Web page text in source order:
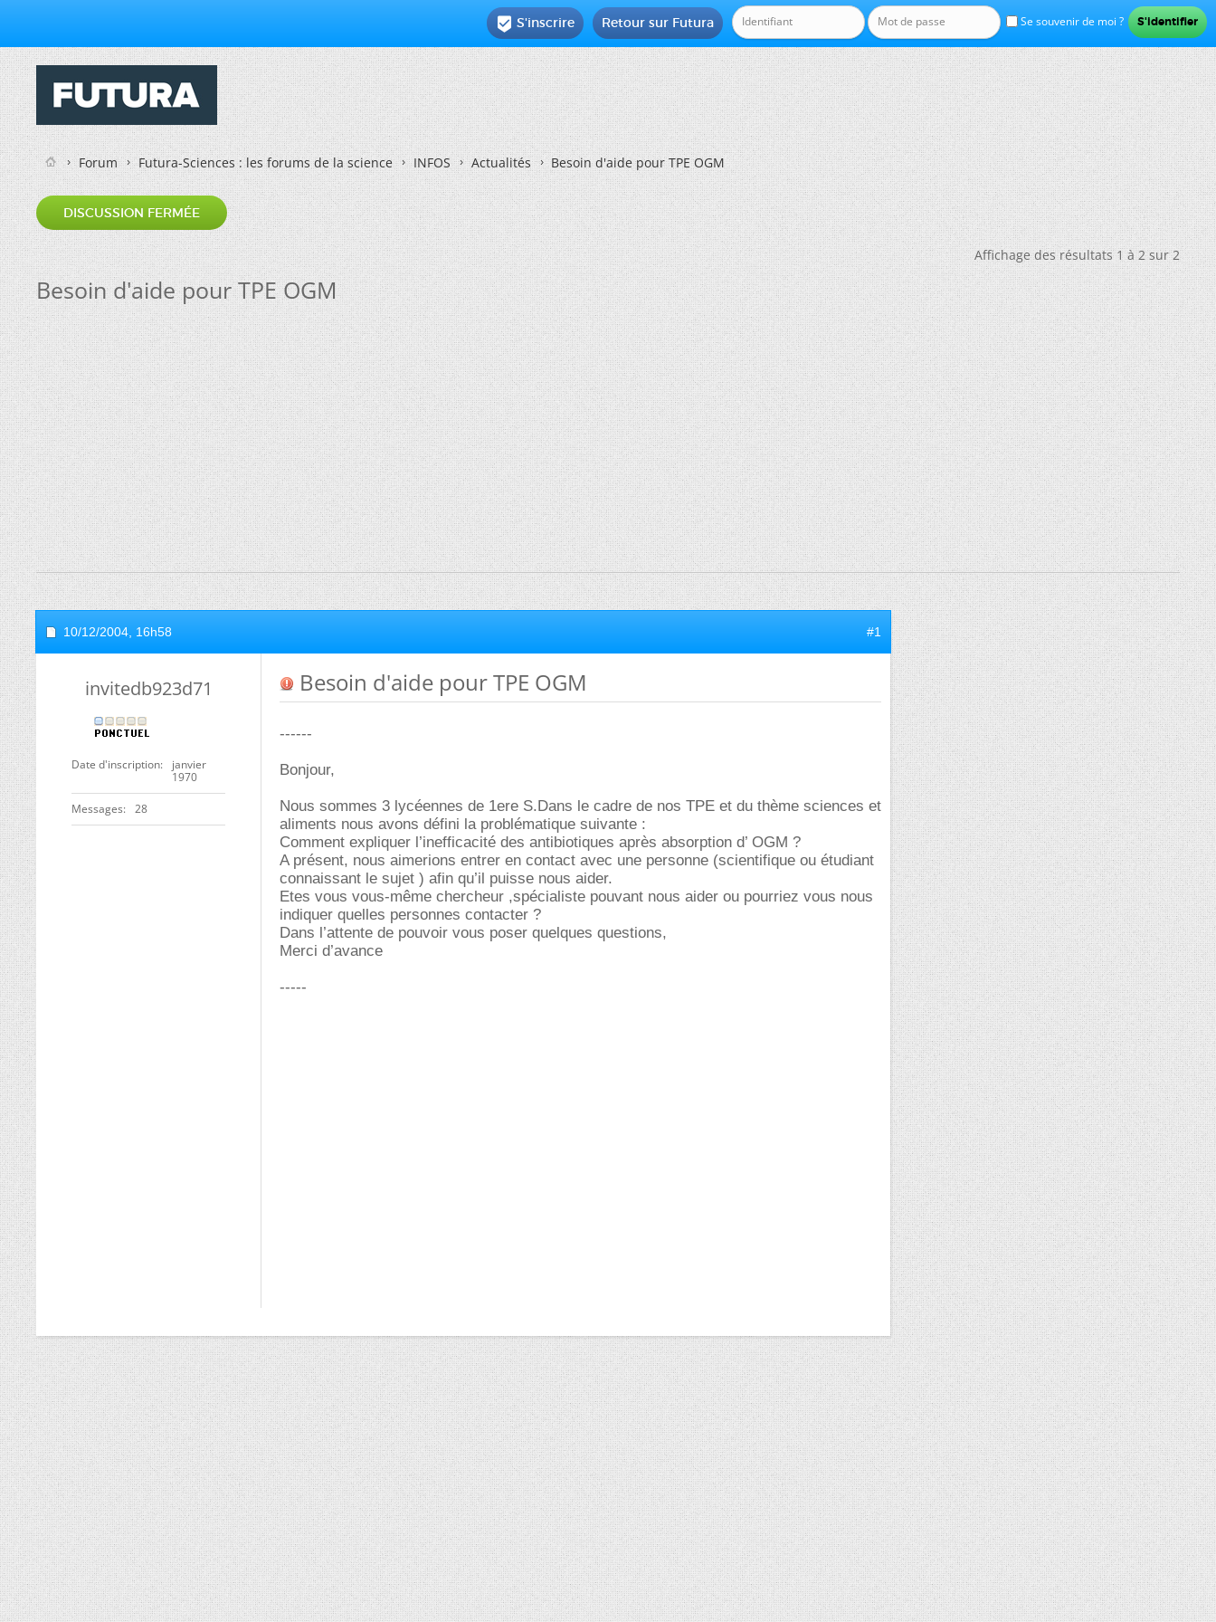
Se souvenir de moi ?
Retour sur Futura
 S'inscrire
Forum Futura-Sciences : les forums de la science INFOS Actualités Besoin d'aide pour TPE OGM
DISCUSSION FERMÉE
Affichage des résultats 1 à 2 sur 2
Besoin d'aide pour TPE OGM
10/12/2004, 16h58 #1
invitedb923d71
Date d'inscription
janvier
1970
Messages 28
Besoin d'aide pour TPE OGM
------
Bonjour,
Nous sommes 3 lycéennes de 1ere S.Dans le cadre de nos TPE et du thème sciences et
aliments nous avons défini la problématique suivante :
Comment expliquer l’inefficacité des antibiotiques après absorption d’ OGM ?
A présent, nous aimerions entrer en contact avec une personne (scientifique ou étudiant
connaissant le sujet ) afin qu’il puisse nous aider.
Etes vous vous-même chercheur ,spécialiste pouvant nous aider ou pourriez vous nous
indiquer quelles personnes contacter ?
Dans l’attente de pouvoir vous poser quelques questions,
Merci d’avance
-----